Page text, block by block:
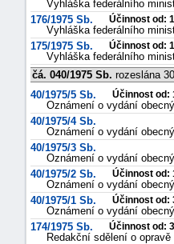
Vyhláška federálního
176/1975 Sb.
Účinnost od:
Vyhláška federálního
175/1975 Sb.
Účinnost od:
Vyhláška federálního
čá. 040/1975 Sb. rozeslána
40/1975/5 Sb.
Účinnost od:
Oznámení o vydání
40/1975/4 Sb.
Oznámení o vydání
40/1975/3 Sb.
Oznámení o vydání
40/1975/2 Sb.
Účinnost od:
Oznámení o vydání
40/1975/1 Sb.
Účinnost od:
Oznámení o vydání
174/1975 Sb.
Účinnost od:
Redakční sdělení o